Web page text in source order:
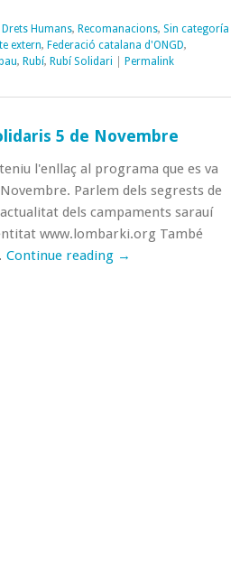
Drets Humans, Recomanacions, Sin categoría
extern, Federació catalana d'ONGD,
, Rubí, Rubí Solidari Permalink
5 de Novembre
l'enllaç al programa que es va
Parlem dels segrests de
dels campaments sarauí
www.lombarki.org També
Continue reading →